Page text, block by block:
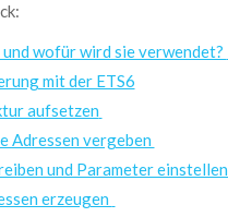
und wofür wird sie verwendet?
mit der ETS6
aufsetzen
Adressen vergeben
und Parameter einstellen
erzeugen